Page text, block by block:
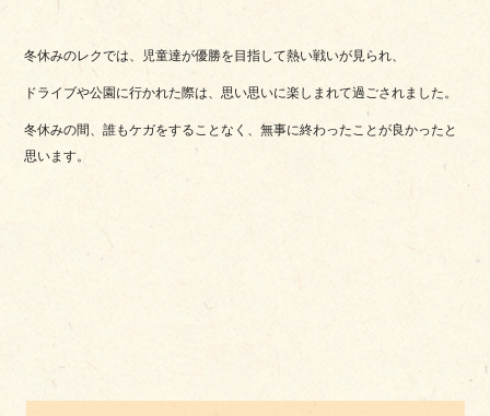
冬休みのレクでは、児童達が優勝を目指して熱い戦いが見られ、
ドライブや公園に行かれた際は、思い思いに楽しまれて過ごされました。
冬休みの間、誰もケガをすることなく、無事に終わったことが良かったと
思います。